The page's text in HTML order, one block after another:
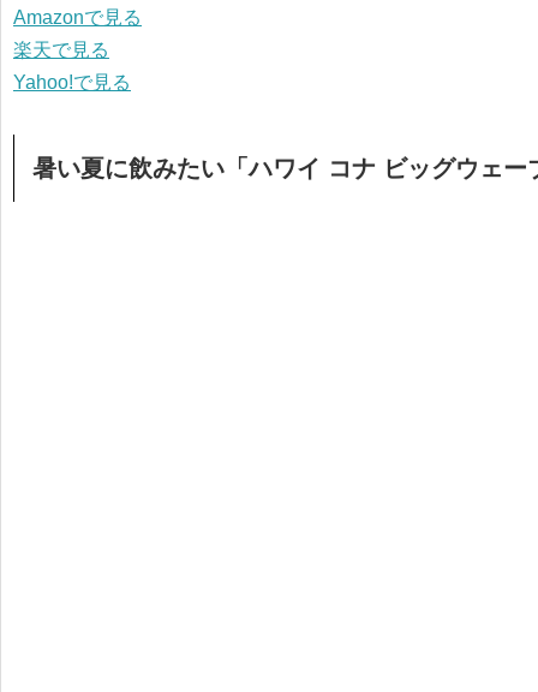
Amazonで見る
楽天で見る
Yahoo!で見る
暑い夏に飲みたい「ハワイ コナ ビッグウェー